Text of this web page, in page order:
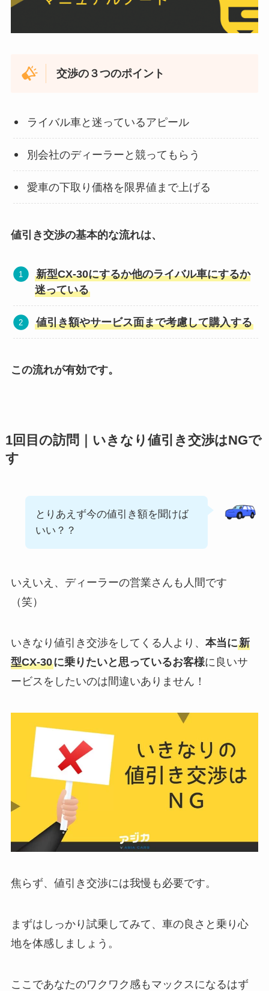
交渉の３つのポイント
ライバル車と迷っているアピール
別会社のディーラーと競ってもらう
愛車の下取り価格を限界値まで上げる
値引き交渉の基本的な流れは、
新型CX-30にするか他のライバル車にするか
迷っている
値引き額やサービス面まで考慮して購入する
この流れが有効です。
1回目の訪問｜いきなり値引き交渉はNGで
す
とりあえず今の値引き額を聞けば
いい？？
いえいえ、ディーラーの営業さんも人間です
（笑）
いきなり値引き交渉をしてくる人より、 本当に新
型CX-30に乗りたいと思っているお客様に良いサ
ービスをしたいのは間違いありません！
焦らず、値引き交渉には我慢も必要です。
まずはしっかり試乗してみて、車の良さと乗り心
地を体感しましょう。
ここであなたのワクワク感もマックスになるはず